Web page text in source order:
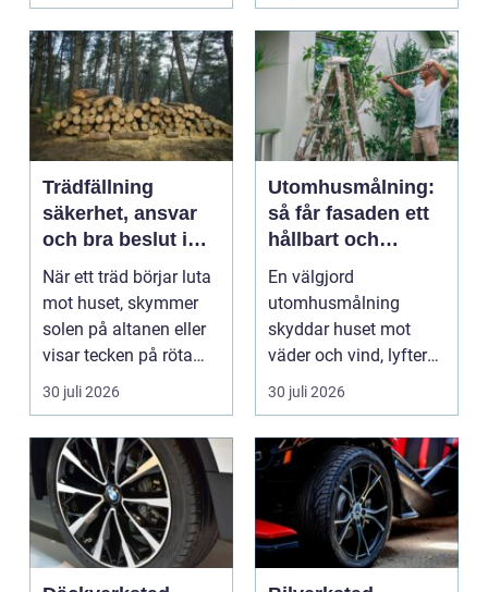
Trädfällning
säkerhet, ansvar
och bra beslut i
trädgården
När ett träd börjar luta
mot huset, skymmer
solen på altanen eller
visar tecken på röta
uppstår ofta...
30 juli 2026
Utomhusmålning:
så får fasaden ett
hållbart och
vackert resultat
En välgjord
utomhusmålning
skyddar huset mot
väder och vind, lyfter
helhetsintrycket...
30 juli 2026